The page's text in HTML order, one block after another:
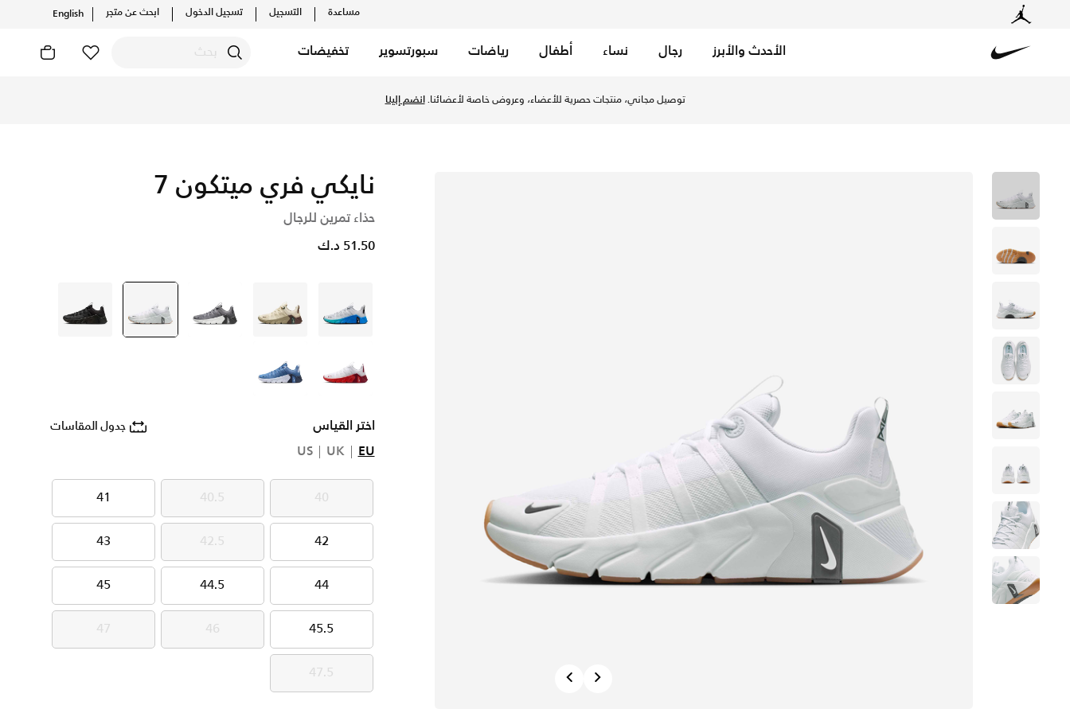
مساعدة التسجيل تسجيل الدخول ابحث عن متجر English
الأحدث والأبرز رجال نساء أطفال رياضات سبورتسوير تخفيضات
توصيل مجاني، منتجات حصرية للأعضاء، وعروض خاصة لأعضائنا.
Next
نايكي فري ميتكون 7
حذاء تمرين للرجال
51.50 د.ك
رمادي بنى رمادي selected
أبيض أسود
أبيض أزرق
اختر القياس جدول المقاسات
EU
UK
US
40
40
40.5
40.5
41
41
42
42
42.5
42.5
43
43
44
44
44.5
44.5
45
45
45.5
45.5
46
46
47
47
47.5
47.5